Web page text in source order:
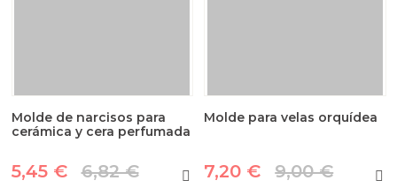
Molde de narcisos para
cerámica y cera perfumada
5,45 € 6,82 €
Molde para velas orquídea
7,20 € 9,00 €